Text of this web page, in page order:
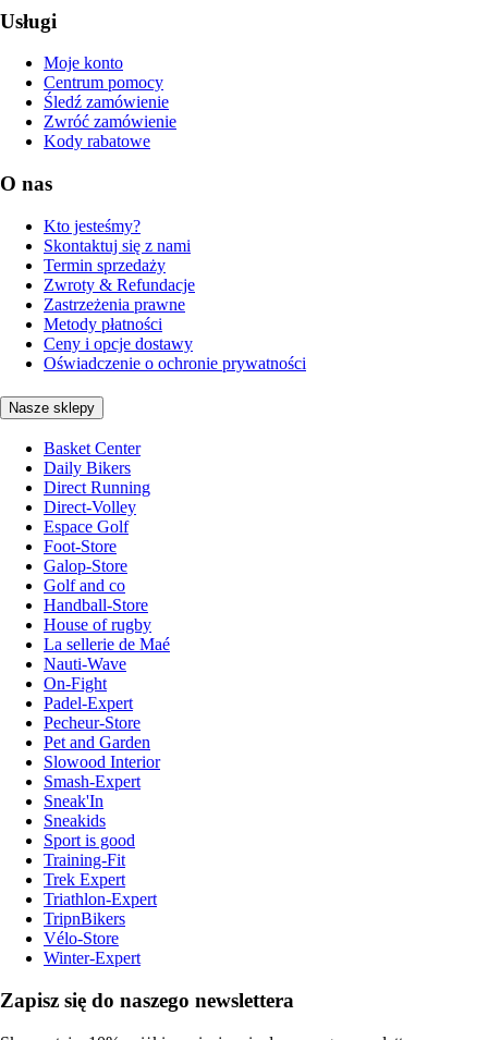
Usługi
Moje konto
Centrum pomocy
Śledź zamówienie
Zwróć zamówienie
Kody rabatowe
O nas
Kto jesteśmy?
Skontaktuj się z nami
Termin sprzedaży
Zwroty & Refundacje
Zastrzeżenia prawne
Metody płatności
Ceny i opcje dostawy
Oświadczenie o ochronie prywatności
Nasze sklepy
Basket Center
Daily Bikers
Direct Running
Direct-Volley
Espace Golf
Foot-Store
Galop-Store
Golf and co
Handball-Store
House of rugby
La sellerie de Maé
Nauti-Wave
On-Fight
Padel-Expert
Pecheur-Store
Pet and Garden
Slowood Interior
Smash-Expert
Sneak'In
Sneakids
Sport is good
Training-Fit
Trek Expert
Triathlon-Expert
TripnBikers
Vélo-Store
Winter-Expert
Zapisz się do naszego newslettera